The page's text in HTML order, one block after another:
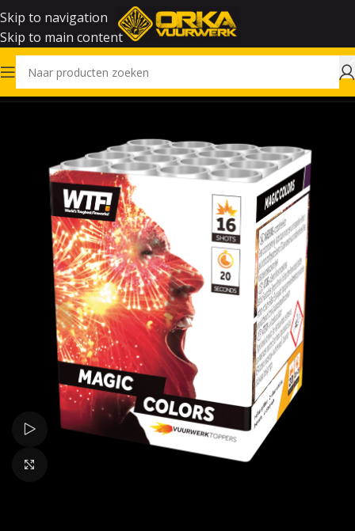
Skip to navigation
Skip to main content
Home Vuurwerk
Bekijk video